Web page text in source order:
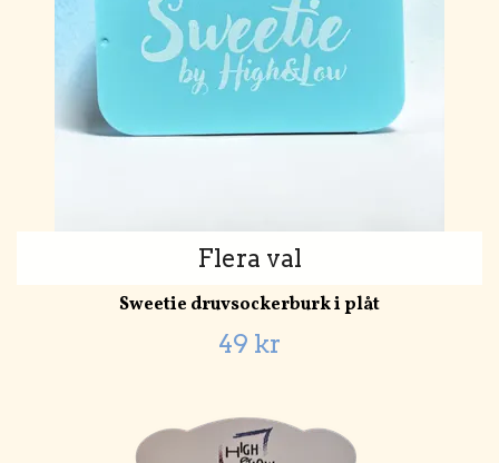
Flera val
Sweetie druvsockerburk i plåt
49 kr